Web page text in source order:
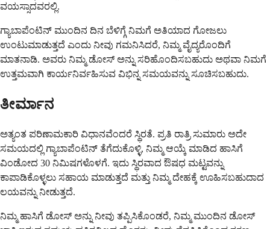
ವಯಸ್ಸಾದವರಲ್ಲಿ.
ಗ್ಯಾಬಾಪೆಂಟಿನ್ ಮುಂದಿನ ದಿನ ಬೆಳಿಗ್ಗೆ ನಿಮಗೆ ಅತಿಯಾದ ಗೋಜಲು
ಉಂಟುಮಾಡುತ್ತದೆ ಎಂದು ನೀವು ಗಮನಿಸಿದರೆ, ನಿಮ್ಮ ವೈದ್ಯರೊಂದಿಗೆ
ಮಾತನಾಡಿ. ಅವರು ನಿಮ್ಮ ಡೋಸ್ ಅನ್ನು ಸರಿಹೊಂದಿಸಬಹುದು ಅಥವಾ ನಿಮಗೆ
ಉತ್ತಮವಾಗಿ ಕಾರ್ಯನಿರ್ವಹಿಸುವ ವಿಭಿನ್ನ ಸಮಯವನ್ನು ಸೂಚಿಸಬಹುದು.
ತೀರ್ಮಾನ
ಅತ್ಯಂತ ಪರಿಣಾಮಕಾರಿ ವಿಧಾನವೆಂದರೆ ಸ್ಥಿರತೆ. ಪ್ರತಿ ರಾತ್ರಿ ಸುಮಾರು ಅದೇ
ಸಮಯದಲ್ಲಿ ಗ್ಯಾಬಾಪೆಂಟಿನ್ ತೆಗೆದುಕೊಳ್ಳಿ, ನಿಮ್ಮ ಆಯ್ಕೆ ಮಾಡಿದ ಹಾಸಿಗೆ
ವಿಂಡೋದ 30 ನಿಮಿಷಗಳೊಳಗೆ. ಇದು ಸ್ಥಿರವಾದ ಔಷಧ ಮಟ್ಟವನ್ನು
ಕಾಪಾಡಿಕೊಳ್ಳಲು ಸಹಾಯ ಮಾಡುತ್ತದೆ ಮತ್ತು ನಿಮ್ಮ ದೇಹಕ್ಕೆ ಊಹಿಸಬಹುದಾದ
ಲಯವನ್ನು ನೀಡುತ್ತದೆ.
ನಿಮ್ಮ ಹಾಸಿಗೆ ಡೋಸ್ ಅನ್ನು ನೀವು ತಪ್ಪಿಸಿಕೊಂಡರೆ, ನಿಮ್ಮ ಮುಂದಿನ ಡೋಸ್